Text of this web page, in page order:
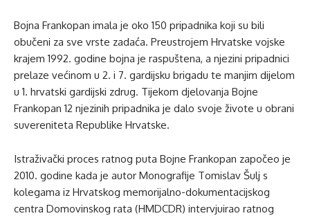
Bojna Frankopan imala je oko 150 pripadnika koji su bili
obučeni za sve vrste zadaća. Preustrojem Hrvatske vojske
krajem 1992. godine bojna je raspuštena, a njezini pripadnici
prelaze većinom u 2. i 7. gardijsku brigadu te manjim dijelom
u 1. hrvatski gardijski zdrug. Tijekom djelovanja Bojne
Frankopan 12 njezinih pripadnika je dalo svoje živote u obrani
suvereniteta Republike Hrvatske.
Istraživački proces ratnog puta Bojne Frankopan započeo je
2010. godine kada je autor Monografije Tomislav Šulj s
kolegama iz Hrvatskog memorijalno-dokumentacijskog
centra Domovinskog rata (HMDCDR) intervjuirao ratnog